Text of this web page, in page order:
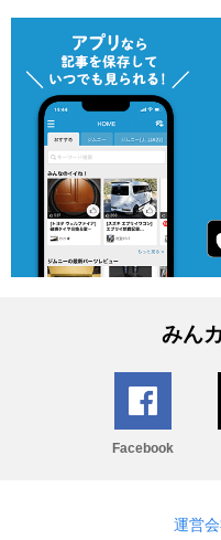
みん
Facebook
運営